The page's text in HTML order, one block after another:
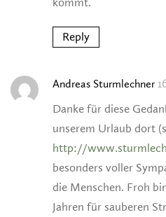
Reply
Andreas Sturmlechner
Danke für diese
unserem Urlaub dort
http://
besonders voller
die Menschen. Froh
Jahren für sauberen